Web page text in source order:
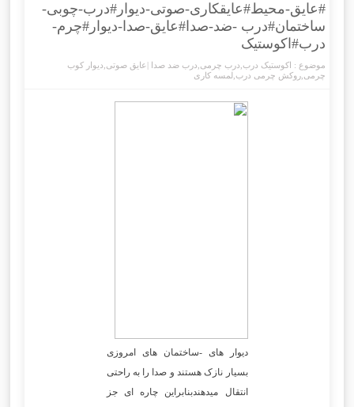
#عایق-محیط#عایقکاری-صوتی-دیوار#درب-چوبی-
ساختمان#درب -ضد-صدا#عایق-صدا-دیوار#چرم-
درب#اکوستیک
موضوع : اکوستیک درب درب چرمی درب ضد صدا |عایق صوتی دیوار کوب
چرمی ,روکش چرمی درب لمسه کاری
دیوار های -ساختمان های امروزی
بسیار نازک هستند و صدا را به راحتی
انتقال میدهندبنابراین چاره ای جز